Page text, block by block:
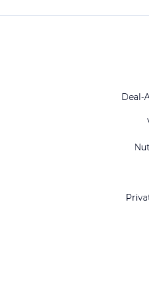
Deal-